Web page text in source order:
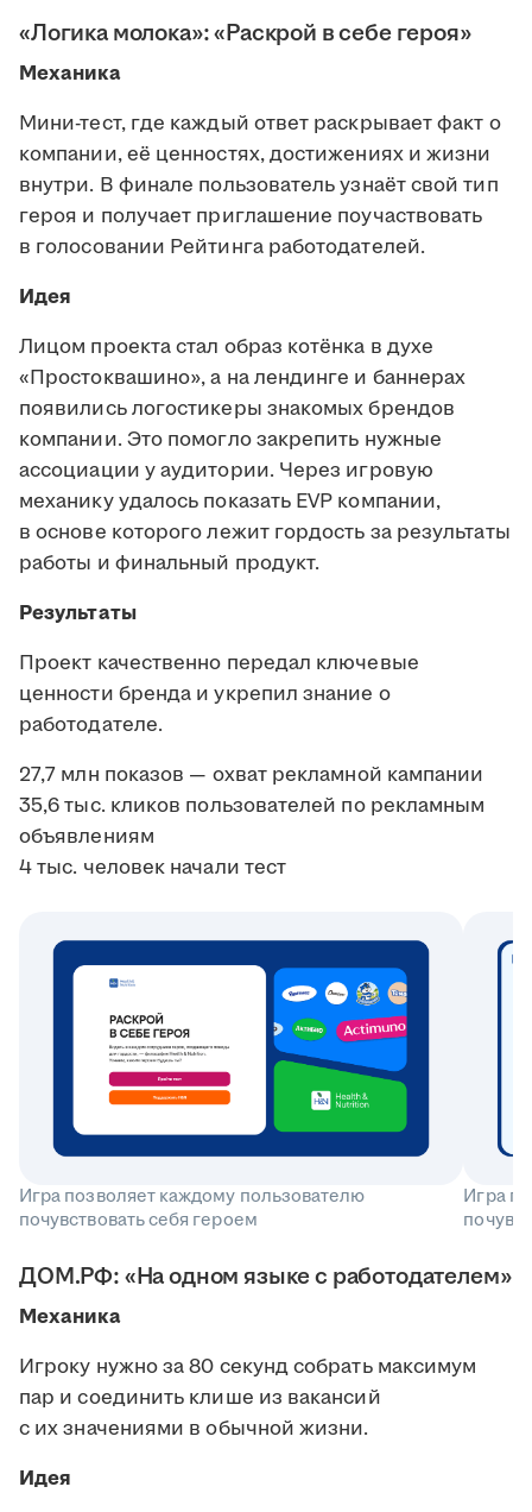
«Логика молока»: «Раскрой в себе героя»
Механика
Мини-тест, где каждый ответ раскрывает факт о
компании, её ценностях, достижениях и жизни
внутри. В финале пользователь узнаёт свой тип
героя и получает приглашение поучаствовать
в голосовании Рейтинга работодателей.
Идея
Лицом проекта стал образ котёнка в духе
«Простоквашино», а на лендинге и баннерах
появились логостикеры знакомых брендов
компании. Это помогло закрепить нужные
ассоциации у аудитории. Через игровую
механику удалось показать EVP компании,
в основе которого лежит гордость за результаты
работы и финальный продукт.
Результаты
Проект качественно передал ключевые
ценности бренда и укрепил знание о
работодателе.
27,7 млн показов — охват рекламной кампании
35,6 тыс. кликов пользователей по рекламным
объявлениям
4 тыс. человек начали тест
Игра позволяет каждому пользователю
почувствовать себя героем
Игра
ДОМ.РФ: «На одном языке с работодателем»
Механика
Игроку нужно за 80 секунд собрать максимум
пар и соединить клише из вакансий
с их значениями в обычной жизни.
Идея